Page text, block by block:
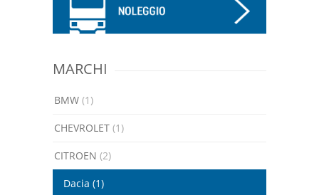
MARCHI
BMW (1)
CHEVROLET (1)
CITROEN (2)
Dacia (1)